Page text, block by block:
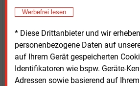
Werbefrei lesen
* Diese Drittanbieter und wir
personenbezogene Daten auf
auf Ihrem Gerät gespeicherten
Identifikatoren wie bspw. Geräte-
Adressen sowie basierend auf
Kaufen Sie den Artikel
erhalten Sie sofort diesen
nur €2.98